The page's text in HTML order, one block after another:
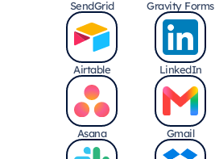
SendGrid Gravity Forms
Airtable LinkedIn
Asana Gmail